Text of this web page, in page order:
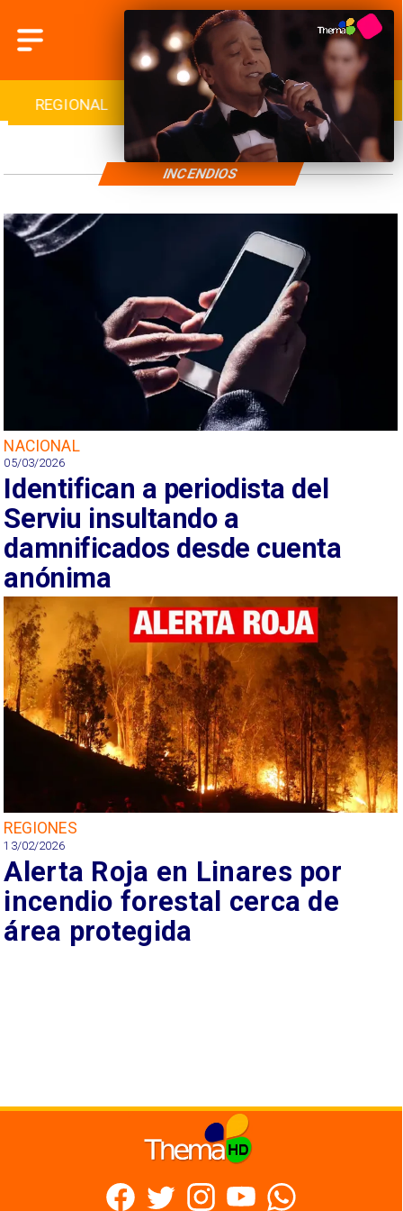
REGIONAL INTERNACIONAL DEPORTES
NACIONAL
05/03/2026
Identifican a periodista del
Serviu insultando a
damnificados desde cuenta
anónima
REGIONES
13/02/2026
Alerta Roja en Linares por
incendio forestal cerca de
área protegida
INCENDIOS